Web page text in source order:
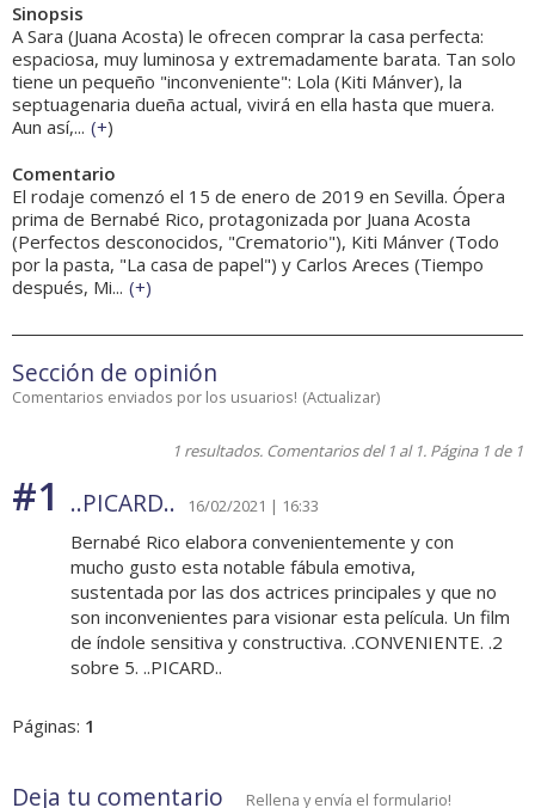
Sinopsis
A Sara (Juana Acosta) le ofrecen comprar la casa perfecta:
espaciosa, muy luminosa y extremadamente barata. Tan solo
tiene un pequeño "inconveniente": Lola (Kiti Mánver), la
septuagenaria dueña actual, vivirá en ella hasta que muera.
Aun así,... (+)
Comentario
El rodaje comenzó el 15 de enero de 2019 en Sevilla. Ópera
prima de Bernabé Rico, protagonizada por Juana Acosta
(Perfectos desconocidos, "Crematorio"), Kiti Mánver (Todo
por la pasta, "La casa de papel") y Carlos Areces (Tiempo
después, Mi... (+)
Sección de opinión
Comentarios enviados por los usuarios! (Actualizar)
1 resultados. Comentarios del 1 al 1. Página 1 de 1
#1 ..PICARD.. 16/02/2021 | 16:33
Bernabé Rico elabora convenientemente y con
mucho gusto esta notable fábula emotiva,
sustentada por las dos actrices principales y que no
son inconvenientes para visionar esta película. Un film
de índole sensitiva y constructiva. .CONVENIENTE. .2
sobre 5. ..PICARD..
Páginas: 1
Deja tu comentario Rellena y envía el formulario!